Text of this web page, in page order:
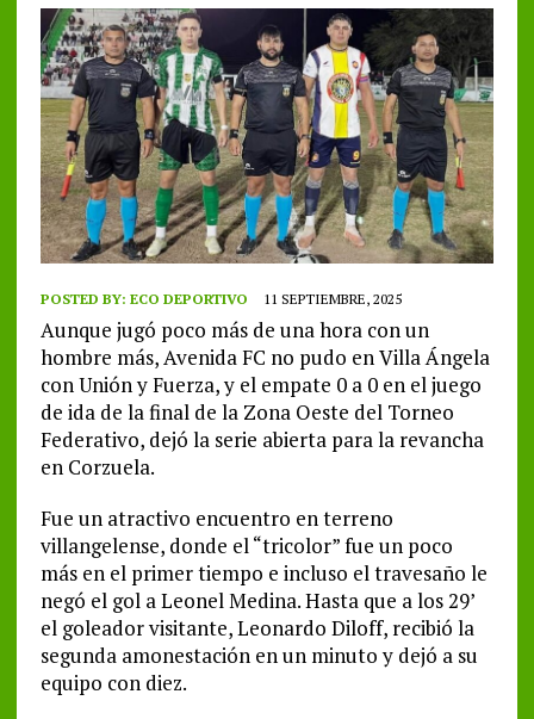
POSTED BY: ECO DEPORTIVO 11 SEPTIEMBRE, 2025
Aunque jugó poco más de una hora con un
hombre más, Avenida FC no pudo en Villa Ángela
con Unión y Fuerza, y el empate 0 a 0 en el juego
de ida de la final de la Zona Oeste del Torneo
Federativo, dejó la serie abierta para la revancha
en Corzuela.
Fue un atractivo encuentro en terreno
villangelense, donde el “tricolor” fue un poco
más en el primer tiempo e incluso el travesaño le
negó el gol a Leonel Medina. Hasta que a los 29’
el goleador visitante, Leonardo Diloff, recibió la
segunda amonestación en un minuto y dejó a su
equipo con diez.